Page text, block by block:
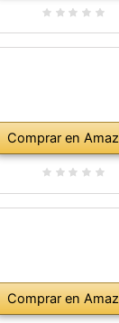
Comprar en
Comprar en